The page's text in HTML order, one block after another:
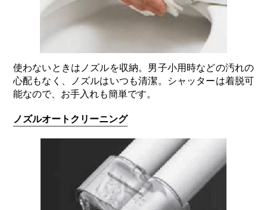
使わないときはノズルを収納。男子小用時などの汚れの
心配もなく、ノズルはいつも清潔。シャッターは着脱可
能なので、お手入れも簡単です。
ノズルオートクリーニング